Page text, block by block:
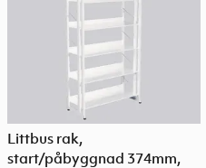
Littbus rak,
start/påbyggnad 374mm,